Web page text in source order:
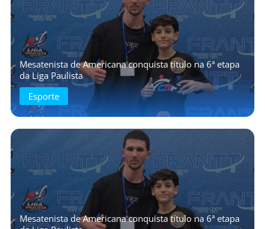
Mesatenista de Americana conquista título na 6ª etapa
da Liga Paulista
Esporte
Mesatenista de Americana conquista título na 6ª etapa